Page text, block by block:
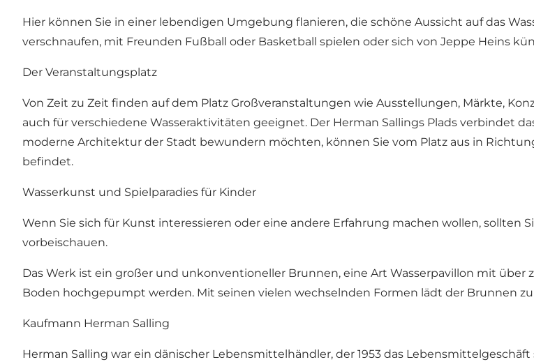
Hier können Sie in einer lebendigen Umgebung flanieren, die schöne Aussicht auf das
verschnaufen, mit Freunden Fußball oder Basketball spielen oder sich von Jeppe Heins
Der Veranstaltungsplatz
Von Zeit zu Zeit finden auf dem Platz Großveranstaltungen wie Ausstellungen, Märkte,
auch für verschiedene Wasseraktivitäten geeignet. Der Herman Sallings Plads verbindet
moderne Architektur der Stadt bewundern möchten, können Sie vom Platz aus in
befindet.
Wasserkunst und Spielparadies für Kinder
Wenn Sie sich für Kunst interessieren oder eine andere Erfahrung machen wollen, sollten
vorbeischauen.
Das Werk ist ein großer und unkonventioneller Brunnen, eine Art Wasserpavillon mit über
Boden hochgepumpt werden. Mit seinen vielen wechselnden Formen lädt der Brunnen
Kaufmann Herman Salling
Herman Salling war ein dänischer Lebensmittelhändler, der 1953 das